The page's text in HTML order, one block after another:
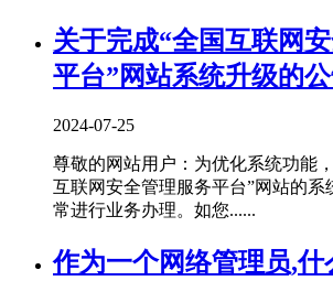
关于完成“全国互联网
平台”网站系统升级的
2024-07-25
尊敬的网站用户：为优化系统功能
互联网安全管理服务平台”网站的系
常进行业务办理。如您......
作为一个网络管理员,什